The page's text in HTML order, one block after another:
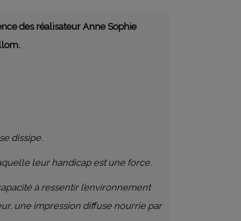
des réalisateur Anne Sophie
dissipe.
leur handicap est une force.
à ressentir l’environnement
une impression diffuse nourrie par